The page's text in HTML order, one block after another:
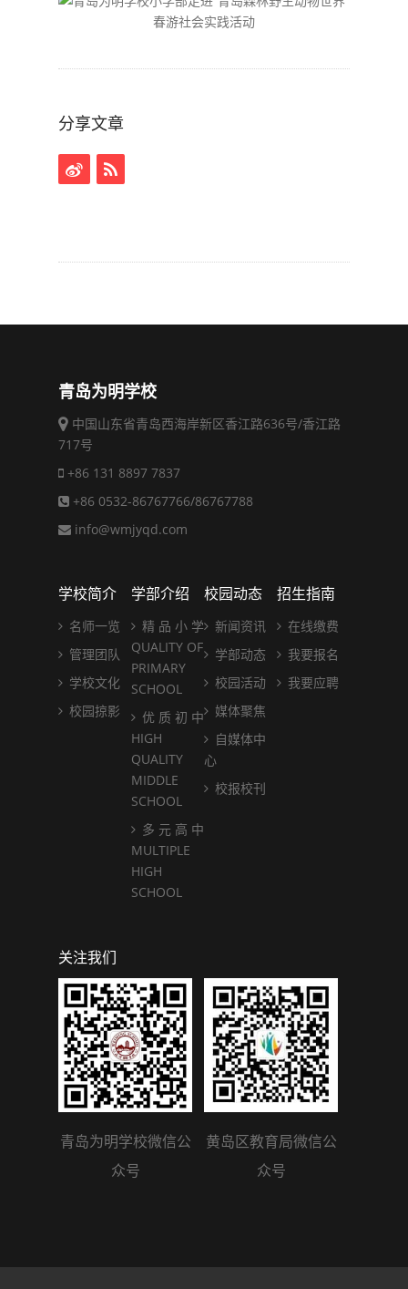
分享文章
青岛为明学校
中国山东省青岛西海岸新区香江路636号/香江路
717号
+86 131 8897 7837
+86 0532-86767766/86767788
info@wmjyqd.com
学校简介
名师一览
管理团队
学校文化
校园掠影
学部介绍
精 品 小 学
QUALITY OF
PRIMARY
SCHOOL
优 质 初 中
HIGH
QUALITY
MIDDLE
SCHOOL
多 元 高 中
MULTIPLE
HIGH
SCHOOL
校园动态
新闻资讯
学部动态
校园活动
媒体聚焦
自媒体中
心
校报校刊
招生指南
在线缴费
我要报名
我要应聘
关注我们
青岛为明学校微信公
众号
黄岛区教育局微信公
众号